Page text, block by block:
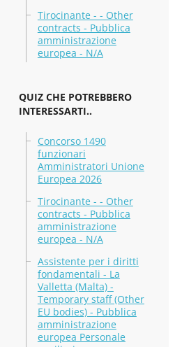
Tirocinante - - Other
contracts - Pubblica
amministrazione
europea - N/A
QUIZ CHE POTREBBERO
INTERESSARTI..
Concorso 1490
funzionari
Amministratori Unione
Europea 2026
Tirocinante - - Other
contracts - Pubblica
amministrazione
europea - N/A
Assistente per i diritti
fondamentali - La
Valletta (Malta) -
Temporary staff (Other
EU bodies) - Pubblica
amministrazione
europea Personale